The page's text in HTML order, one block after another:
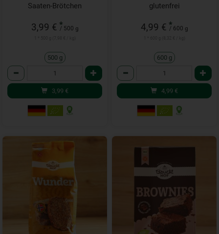
Saaten-Brötchen
3,99 € *
/ 500 g
500 g
Anzahl
3,99 €
glutenfrei
4,99 € *
/ 600 g
600 g
Anzahl
4,99 €